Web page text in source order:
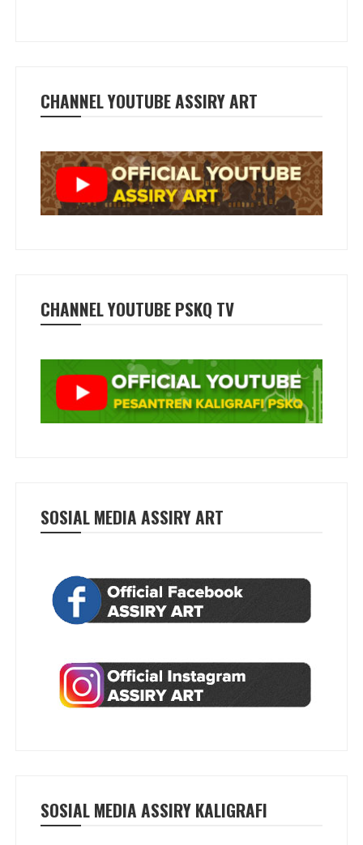
CHANNEL YOUTUBE ASSIRY ART
CHANNEL YOUTUBE PSKQ TV
SOSIAL MEDIA ASSIRY ART
SOSIAL MEDIA ASSIRY KALIGRAFI